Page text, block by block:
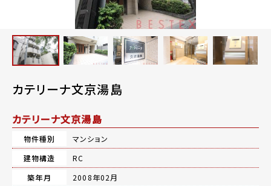
カテリーナ文京湯島
カテリーナ文京湯島
物件種別
マンション
建物構造
RC
築年月
2008年02月